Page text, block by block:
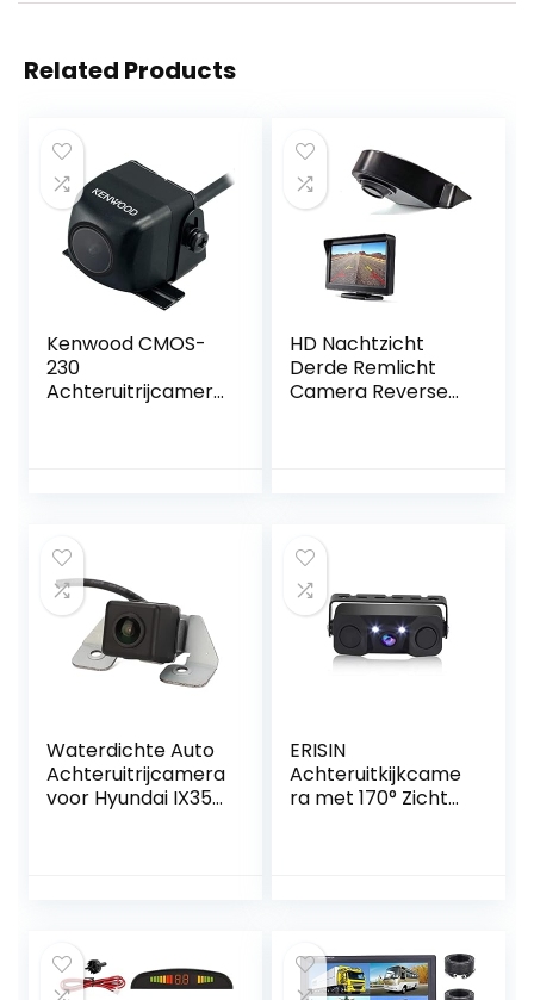
Related Products
Kenwood CMOS-
230
Achteruitrijcamera
HD Nachtzicht
Derde Remlicht
Camera Reverse
Transporters
Viano Vito Transit
Ducato VW
Crafter Opel
Master
Waterdichte Auto
Achteruitrijcamera
voor Hyundai IX35
ERISIN
Achteruitkijkcame
ra met 170° Zicht